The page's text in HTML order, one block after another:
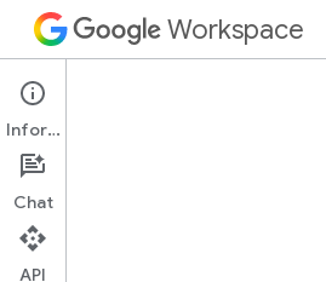
Workspace
Google Sheets
Visão geral
Informações
Chat
API